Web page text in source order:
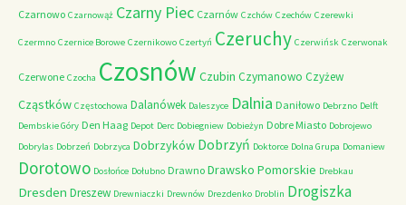
Czarnowo Czarnowąż Czarny Piec Czarnów Czchów Czechów Czerewki
Czermno Czernice Borowe Czernikowo Czertyń Czeruchy Czerwińsk Czerwonak
Czerwone Czocha Czosnów Czubin Czymanowo Czyżew
Cząstków Częstochowa Dalanówek Daleszyce Dalnia Daniłowo Debrzno Delft
Dembskie Góry Den Haag Depot Derc Dobiegniew Dobieżyn Dobre Miasto Dobrojewo
Dobrylas Dobrzeń Dobrzyca Dobrzyków Dobrzyń Doktorce Dolna Grupa Domaniew
Dorotowo Dosłońce Dołubno Drawno Drawsko Pomorskie Drebkau
Dresden Dreszew Drewniaczki Drewnów Drezdenko Droblin Drogiszka